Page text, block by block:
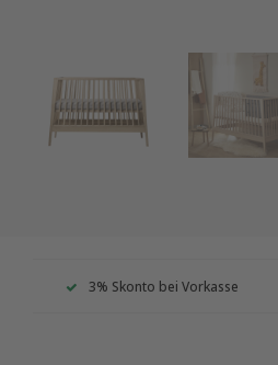
3% Skonto bei Vorkasse